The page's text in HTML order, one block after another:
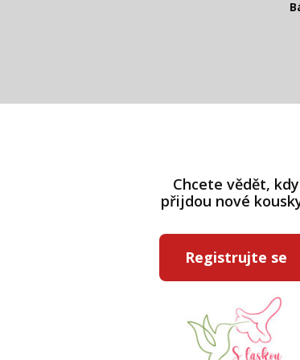
Chcete vědět, kdy
přijdou nové
Registrujte se